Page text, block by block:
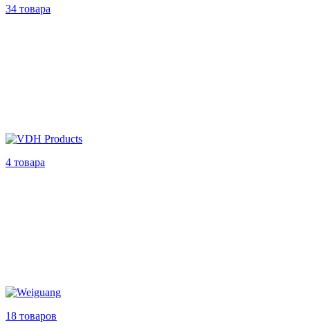
34 товара
4 товара
18 товаров